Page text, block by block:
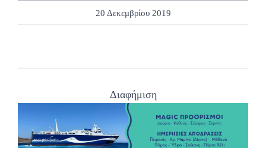
20 Δεκεμβρίου 2019
Διαφήμιση